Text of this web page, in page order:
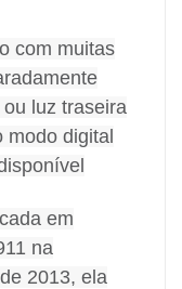
com muitas
luz traseira
modo digital
em
na
2013, ela